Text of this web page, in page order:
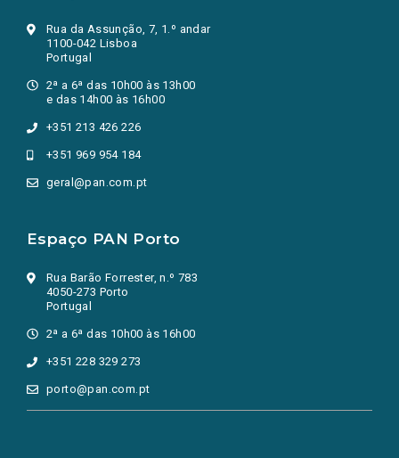
Rua da Assunção, 7, 1.º andar
1100-042 Lisboa
Portugal
2ª a 6ª das 10h00 às 13h00
e das 14h00 às 16h00
+351 213 426 226
+351 969 954 184
geral@pan.com.pt
Espaço PAN Porto
Rua Barão Forrester, n.º 783
4050-273 Porto
Portugal
2ª a 6ª das 10h00 às 16h00
+351 228 329 273
porto@pan.com.pt